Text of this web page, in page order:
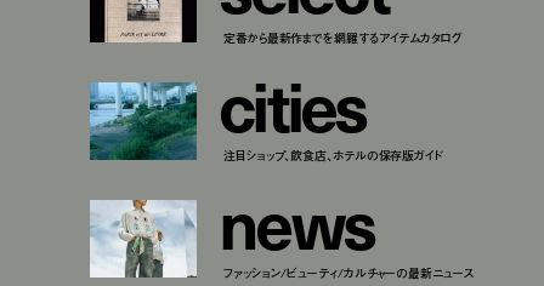
定番から最新作までを網羅するアイテムカタログ
cities
注目ショップ、飲食店、ホテルの保存版ガイド
news
ファッション/ビューティ/カルチャーの最新ニュース